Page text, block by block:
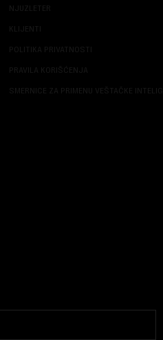
NJUZLETER
KLIJENTI
POLITIKA PRIVATNOSTI
PRAVILA KORIŠĆENJA
SMERNICE ZA PRIMENU VEŠTAČKE